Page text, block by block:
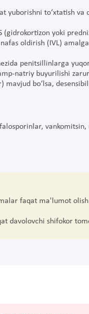
yuborishni to‘xtatish va
(gidrokortizon yoki
oldirish (IVL)
penitsillinlarga
natriy buyurilishi
mavjud bo‘lsa,
faqat ma'lumot
davolovchi shifokor